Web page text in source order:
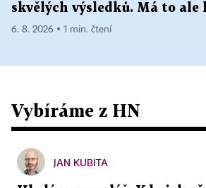
skvělých výsledků. Má to ale
6. 8. 2026 ▪ 1 min. čtení
Vybíráme z HN
JAN KUBITA